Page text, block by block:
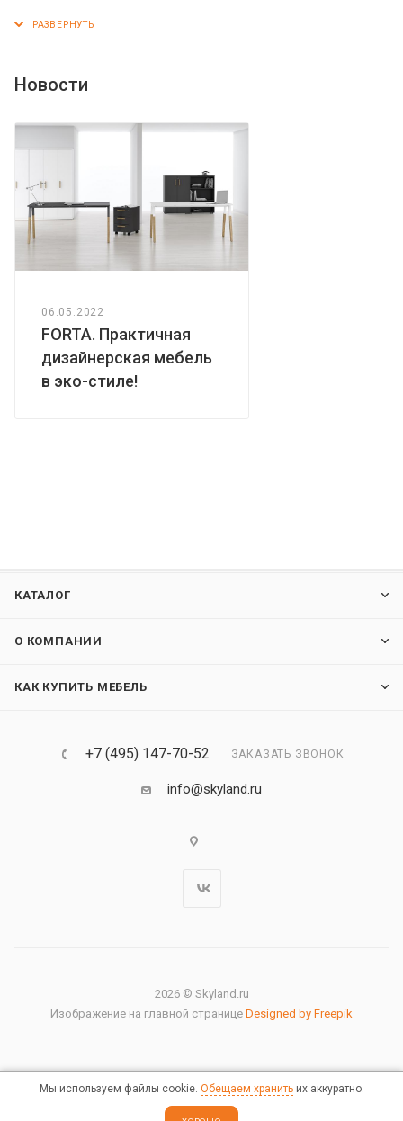
устойчивым и долговечным металлокаркасом типа BENCH,
прочная столешница 25 мм. Надежная защита торцов всех
Новости
06.05.2022
FORTA. Практичная
дизайнерская мебель
в эко-стиле!
КАТАЛОГ
О КОМПАНИИ
КАК КУПИТЬ МЕБЕЛЬ
+7 (495) 147-70-52 ЗАКАЗАТЬ ЗВОНОК
info@skyland.ru
2026 © Skyland.ru
Изображение на главной странице Designed by Freepik
Правовая информация
Мы используем файлы cookie. Обещаем хранитьих аккуратно.